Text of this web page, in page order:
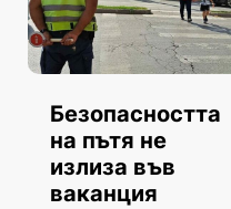
Безопасността
на пътя не
излиза във
ваканция